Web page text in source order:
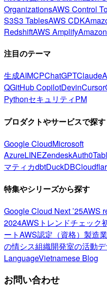
OrganizationsAWS Control
S3S3 TablesAWS CDK
RedshiftAWS Amplify
注目のテーマ
生成AIMCPChatGPTClaude
QGitHub CopilotDevinCursor
PythonセキュリティPM
プロダクトやサービスで探す
Google CloudMicrosoft
AzureLINEZendeskAuth0
マティカdbtDuckDB
特集やシリーズから探す
Google Cloud Next ’25AWS
2024AWSトレンドチェック
ートAWS認定（資格） 製造
の情シス組織開発室の活動
LanguageVietnamese Blog
お問い合わせ